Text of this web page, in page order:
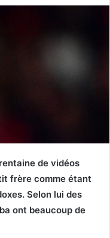
de vidéos
frère comme étant
Selon lui des
ont beaucoup de